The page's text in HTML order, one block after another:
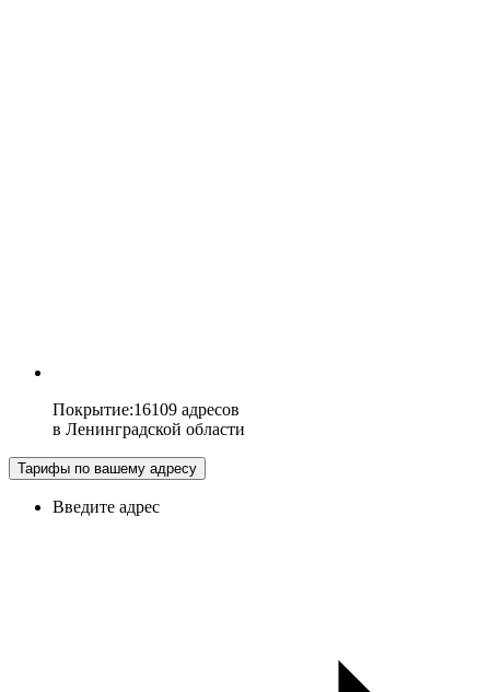
Покрытие:16109 адресов
в Ленинградской области
Тарифы по вашему адресу
Введите адрес